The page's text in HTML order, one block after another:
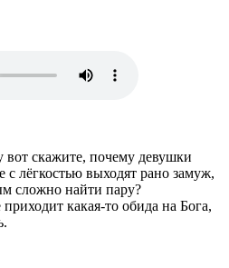
скажите, почему девушки
с лёгкостью выходят рано замуж,
сложно найти пару?
какая-то обида на Бога,